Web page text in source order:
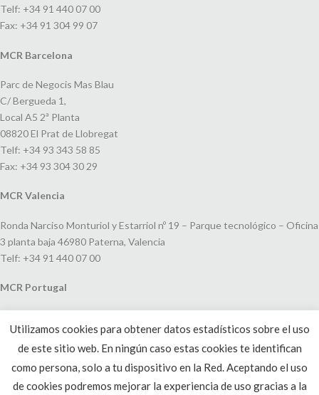
Telf: +34 91 440 07 00
Fax: +34 91 304 99 07
MCR Barcelona
Parc de Negocis Mas Blau
C/ Bergueda 1,
Local A5 2ª Planta
08820 El Prat de Llobregat
Telf: +34 93 343 58 85
Fax: +34 93 304 30 29
MCR Valencia
Ronda Narciso Monturiol y Estarriol nº 19 – Parque tecnológico – Oficina
3 planta baja 46980 Paterna, Valencia
Telf: +34 91 440 07 00
MCR Portugal
João V, 24
1250-091 Lisboa, Portugal
Telf: +351 220 993 033
Utilizamos cookies para obtener datos estadísticos sobre el uso
de este sitio web. En ningún caso estas cookies te identifican
como persona, solo a tu dispositivo en la Red. Aceptando el uso
de cookies podremos mejorar la experiencia de uso gracias a la